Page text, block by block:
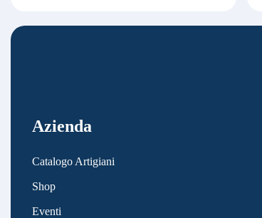
Azienda
Catalogo Artigiani
Shop
Eventi